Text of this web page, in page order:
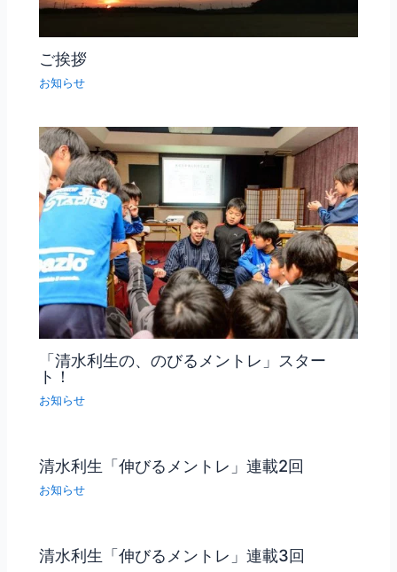
ご挨拶
お知らせ
「清水利生の、のびるメントレ」スター
ト！
お知らせ
清水利生「伸びるメントレ」連載2回
お知らせ
清水利生「伸びるメントレ」連載3回